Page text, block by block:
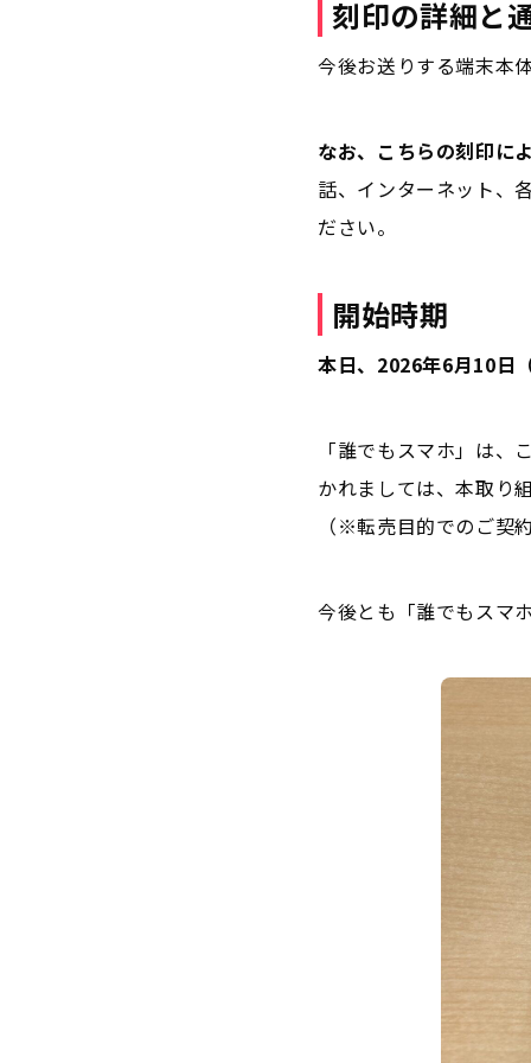
刻印の詳細と
今後お送りする端末本
なお、こちらの刻印に
話、インターネット、
ださい。
開始時期
本日、2026年6月10日
「誰でもスマホ」は
かれましては、本取り
（※転売目的でのご契
今後とも「誰でもスマ